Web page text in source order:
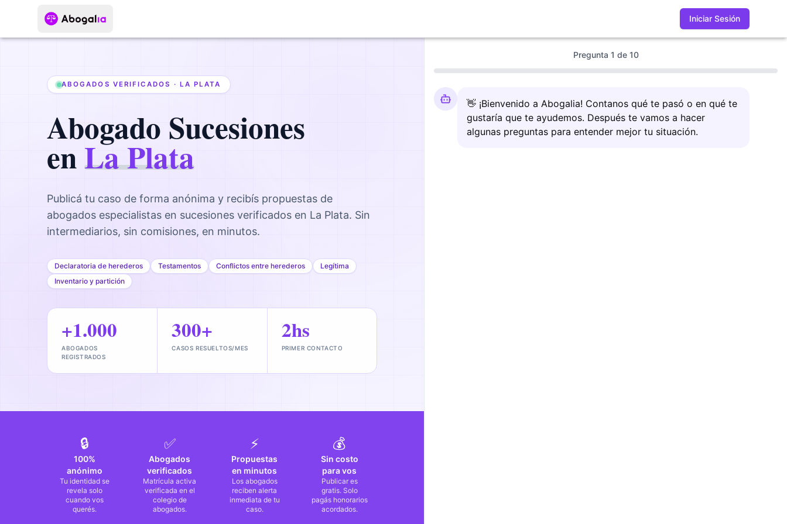
Iniciar Sesión
ABOGADOS VERIFICADOS · LA PLATA
Abogado Sucesiones
enLa Plata
Publicá tu caso de forma anónima y recibís propuestas de
abogados especialistas en sucesiones verificados en La Plata. Sin
intermediarios, sin comisiones, en minutos.
Declaratoria de herederos Testamentos Conflictos entre herederos
Legítima
Inventario y partición
+1.000
ABOGADOS
REGISTRADOS
300+
CASOS RESUELTOS/MES
2hs
PRIMER CONTACTO
🔒
100%
anónimo
Tu identidad se
revela solo
cuando vos
querés.
✅
Abogados
verificados
Matrícula activa
verificada en el
colegio de
abogados.
⚡
Propuestas
en minutos
Los abogados
reciben alerta
inmediata de tu
caso.
💰
Sin costo
para vos
Publicar es
gratis. Solo
pagás honorarios
acordados.
Pregunta 1 de 10
👋 ¡Bienvenido a Abogalia! Contanos qué te pasó o en qué te
gustaría que te ayudemos. Después te vamos a hacer
algunas preguntas para entender mejor tu situación.